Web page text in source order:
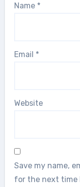
Name *
Email *
Website
Save my name,
for the next time